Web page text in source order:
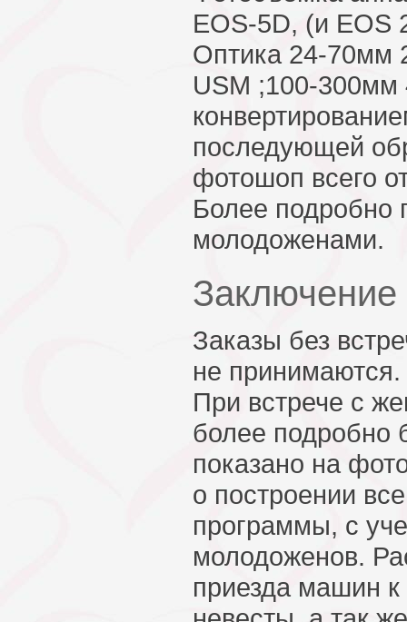
EOS-5D, (и EOS
Оптика 24-70мм
USM ;100-300мм
последующей
фотошоп всего
Более подробно
молодоженами.
Заключение
Заказы без
не принимаются.
При встрече с
более подробно
показано на
о построении
программы, с
молодоженов.
приезда машин